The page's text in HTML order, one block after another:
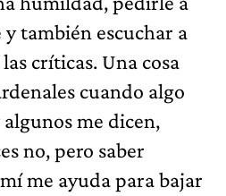
también escuchar a
críticas. Una cosa
cuando algo
me dicen,
no, pero saber
me ayuda para bajar